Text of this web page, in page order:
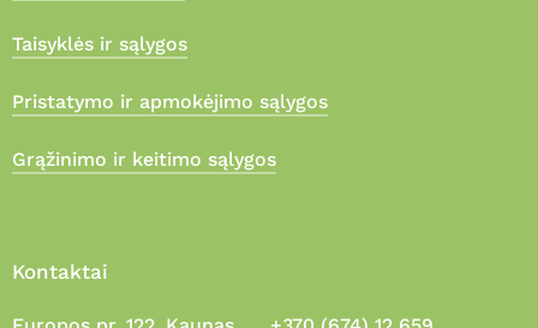
Taisyklės ir sąlygos
Pristatymo ir apmokėjimo sąlygos
Grąžinimo ir keitimo sąlygos
Kontaktai